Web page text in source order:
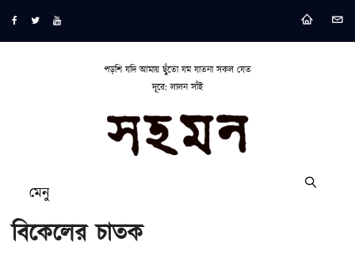
পড়শি যদি আমায় ছুঁতো যম যাতনা সকল যেত
দূরে: লালন সাঁই
মেনু
বিকেলের চাতক